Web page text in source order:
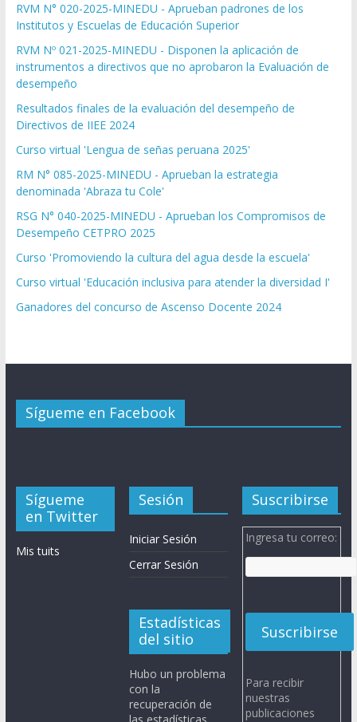
RVM N° 020-2025-MINEDU - Aprueban padrones de los
Institutos y Escuelas de Educación Superior
RVM Nº 021-2025-MINEDU - Disponen la aplicación de
instrumentos a directivos que no aprobaron la Evaluación de
desempeño
Resultados finales de la evaluación del desempeño de
Directivos de IIEE 2024
Curso virtual 'Lengua de señas peruana 2025'
RM N° 085-2025-MINEDU - Aprueban la estrategia
denominada 'Abraza tu Cole'
RSG N° 040-2025-MINEDU - Aprueban los Compromisos de
Desempeño CETPRO 2025
Curso 'Promoviendo la cultura del agua desde la escuela'
Curso virtual 'Educación inclusiva para atender la diversidad I'
Ganadores del concurso de Ascenso Docente 2024
Sígueme en Facebook
Sígueme
en Twitter
Mis tuits
Sesión
Iniciar Sesión
Cerrar Sesión
Estadísticas
del sitio
Hubo un problema
con la
recuperación de
Suscribirse
Ingresa tu correo:
Para recibir
nuestras
publicaciones